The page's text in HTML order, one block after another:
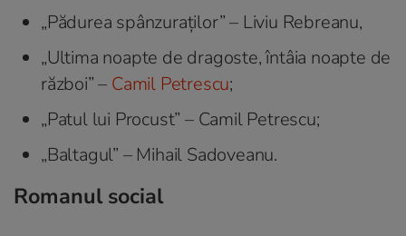
„Pădurea spânzuraților” – Liviu Rebreanu,
„Ultima noapte de dragoste, întâia noapte de
război” – Camil Petrescu;
„Patul lui Procust” – Camil Petrescu;
„Baltagul” – Mihail Sadoveanu.
Romanul social